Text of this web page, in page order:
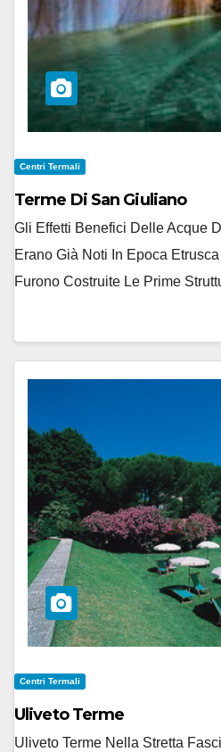
Centri Termali
Terme Di San Giuliano
Gli Effetti Benefici Delle Acque
Erano Già Noti In Epoca
Furono Costruite Le Prime
Centri Termali
Uliveto Terme
Uliveto Terme Nella Stretta